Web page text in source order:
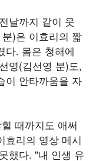
날까지 같이 웃
)은 이효리의 짧
다. 몸은 청해에
영(김선영 분)도,
이 안타까움을 자
때까지도 애써
효리의 영상 메시
했다. "내 인생 유